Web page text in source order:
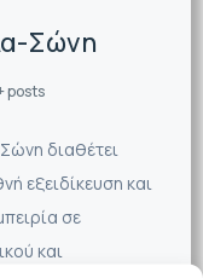
Σώνη
posts
διαθέτει
εξειδίκευση και
σε
και